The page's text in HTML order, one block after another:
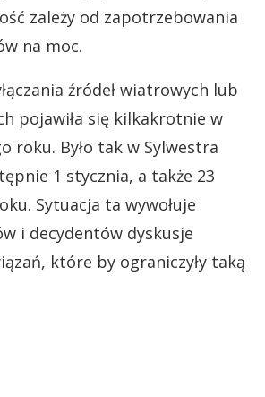
zależy od zapotrzebowania
na moc.
źródeł wiatrowych lub
pojawiła się kilkakrotnie w
roku. Było tak w Sylwestra
1 stycznia, a także 23
Sytuacja ta wywołuje
i decydentów dyskusje
które by ograniczyły taką